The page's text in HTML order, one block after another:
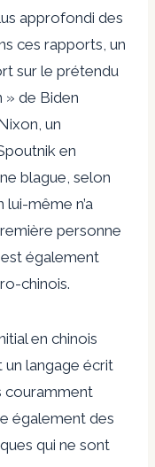
approfondi des
ces rapports, un
sur le prétendu
» de Biden
un
en
blague, selon
lui-même n’a
personne
également
chinois.
en chinois
langage écrit
couramment
également des
qui ne sont